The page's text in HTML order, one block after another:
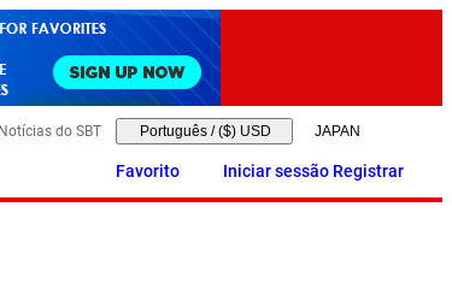
Notícias do SBT Português / ($) USD
Favorito Iniciar sessão Registrar